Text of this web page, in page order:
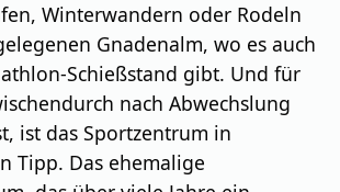
Winterwandern oder Rodeln
Gnadenalm, wo es auch
Schießstand gibt. Und für
nach Abwechslung
ist das Sportzentrum in
Tipp. Das ehemalige